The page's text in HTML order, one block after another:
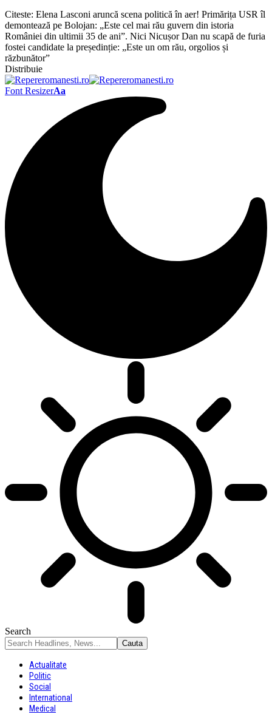
Citeste: Elena Lasconi aruncă scena politică în aer! Primărița USR îl
demontează pe Bolojan: „Este cel mai rău guvern din istoria
României din ultimii 35 de ani”. Nici Nicușor Dan nu scapă de furia
fostei candidate la președinție: „Este un om rău, orgolios și
răzbunător”
Distribuie
Font ResizerAa
Search
Actualitate
Politic
Social
International
Medical